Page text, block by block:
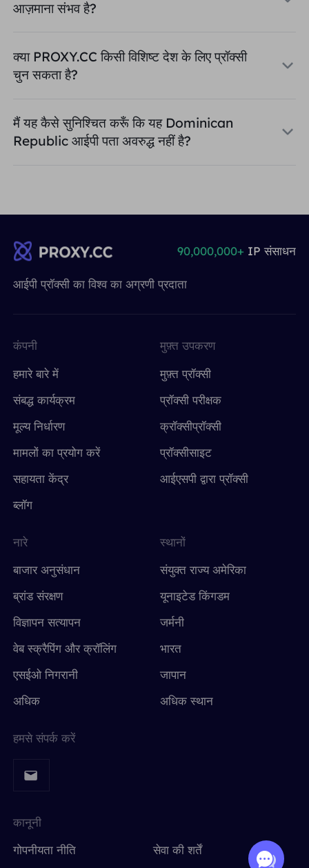
आज़माना संभव है?
क्या PROXY.CC किसी विशिष्ट देश के लिए प्रॉक्सी
चुन सकता है?
मैं यह कैसे सुनिश्चित करूँ कि यह Dominican
Republic आईपी पता अवरुद्ध नहीं है?
आईपी ​​प्रॉक्सी का विश्व का अग्रणी प्रदाता
90,000,000+ IP संसाधन
कंपनी
हमारे बारे में
संबद्ध कार्यक्रम
मूल्य निर्धारण
मामलों का प्रयोग करें
सहायता केंद्र
ब्लॉग
मुफ़्त उपकरण
मुफ़्त प्रॉक्सी
प्रॉक्सी परीक्षक
क्रॉक्सीप्रॉक्सी
प्रॉक्सीसाइट
आईएसपी द्वारा प्रॉक्सी
नारे
बाजार अनुसंधान
ब्रांड संरक्षण
विज्ञापन सत्यापन
वेब स्क्रैपिंग और क्रॉलिंग
एसईओ निगरानी
अधिक
स्थानों
संयुक्त राज्य अमेरिका
यूनाइटेड किंगडम
जर्मनी
भारत
जापान
अधिक स्थान
हमसे संपर्क करें
कानूनी
गोपनीयता नीति
सेवा की शर्तें